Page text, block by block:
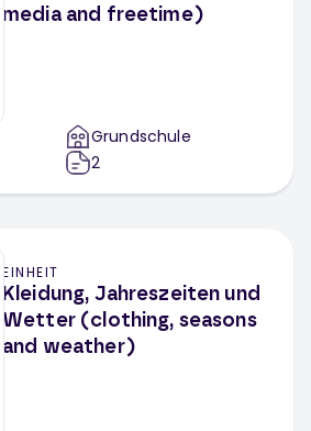
media and freetime)
Grundschule
2
EINHEIT
Kleidung, Jahreszeiten und
Wetter (clothing, seasons
and weather)